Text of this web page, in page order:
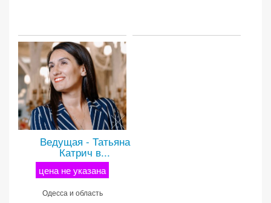
Ведущая - Татьяна
Катрич в...
цена не указана
Одесса и область